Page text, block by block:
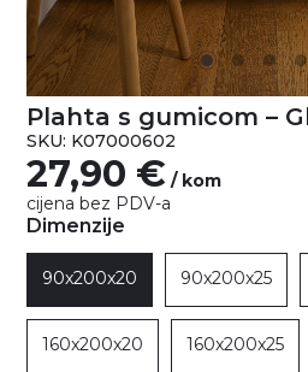
Plahta s gumicom –
SKU: K07000602
27,90 € / kom
cijena bez PDV-a
Dimenzije
90x200x20 90x200x25
160x200x20 160x200x25